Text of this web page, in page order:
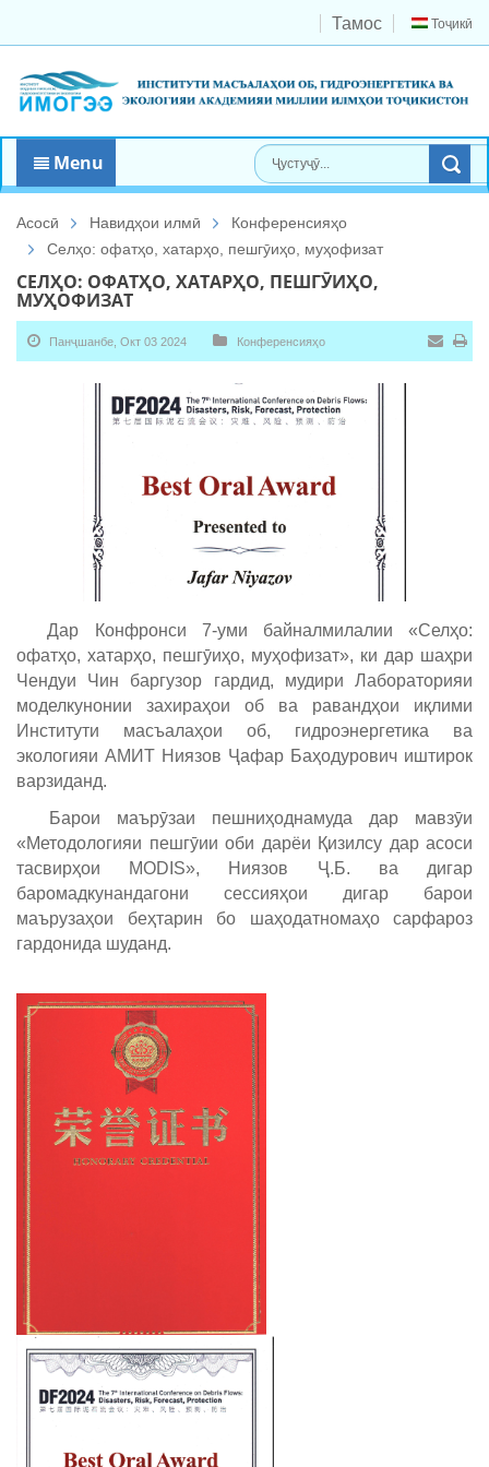
Тоҷикӣ
Тамос
Menu
Асосӣ Навидҳои илмӣ
Конференсияҳо
Селҳо: офатҳо, хатарҳо, пешгӯиҳо, муҳофизат
СЕЛҲО: ОФАТҲО, ХАТАРҲО, ПЕШГӮИҲО,
МУҲОФИЗАТ
Панҷшанбе, Окт 03 2024 Конференсияҳо
Дар Конфронси 7-уми байналмилалии «Селҳо:
офатҳо, хатарҳо, пешгӯиҳо, муҳофизат», ки дар шаҳри
Чендуи Чин баргузор гардид, мудири Лабораторияи
моделкунонии захираҳои об ва равандҳои иқлими
Институти масъалаҳои об, гидроэнергетика ва
экологияи АМИТ Ниязов Ҷафар Баҳодурович иштирок
варзиданд.
Барои маърӯзаи пешниҳоднамуда дар мавзӯи
«Методологияи пешгӯии оби дарёи Қизилсу дар асоси
тасвирҳои MODIS», Ниязов Ҷ.Б. ва дигар
баромадкунандагони сессияҳои дигар барои
маърузаҳои беҳтарин бо шаҳодатномаҳо сарфароз
гардонида шуданд.